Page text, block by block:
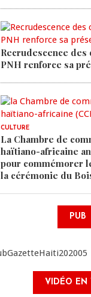
Recrudescence des
PNH renforce sa
CULTURE
La Chambre de
haïtiano-africaine
pour commémorer
la cérémonie du
PUB
VIDÉO EN